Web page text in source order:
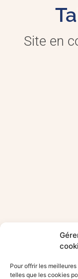
Pour offrir les
telles que les cookies
Site en